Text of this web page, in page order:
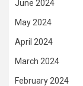
June 2024
May 2024
April 2024
March 2024
February 2024